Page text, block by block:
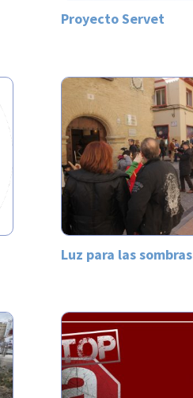
Proyecto Servet
Luz para las sombras